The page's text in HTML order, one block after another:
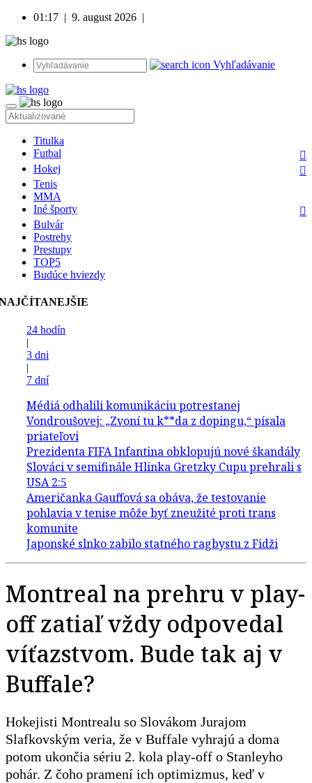
01:17 | 9. august 2026 |
Vyhľadávanie
Titulka
Futbal
Hokej
Tenis
MMA
Iné športy
Bulvár
Postrehy
Prestupy
TOP5
Budúce hviezdy
24 hodín
|
3 dni
|
7 dní
Montreal na prehru v play-
off zatiaľ vždy odpovedal
víťazstvom. Bude tak aj v
Buffale?
Hokejisti Montrealu so Slovákom Jurajom
Slafkovským veria, že v Buffale vyhrajú a doma
potom ukončia sériu 2. kola play-off o Stanleyho
pohár. Z čoho pramení ich optimizmus, keď v